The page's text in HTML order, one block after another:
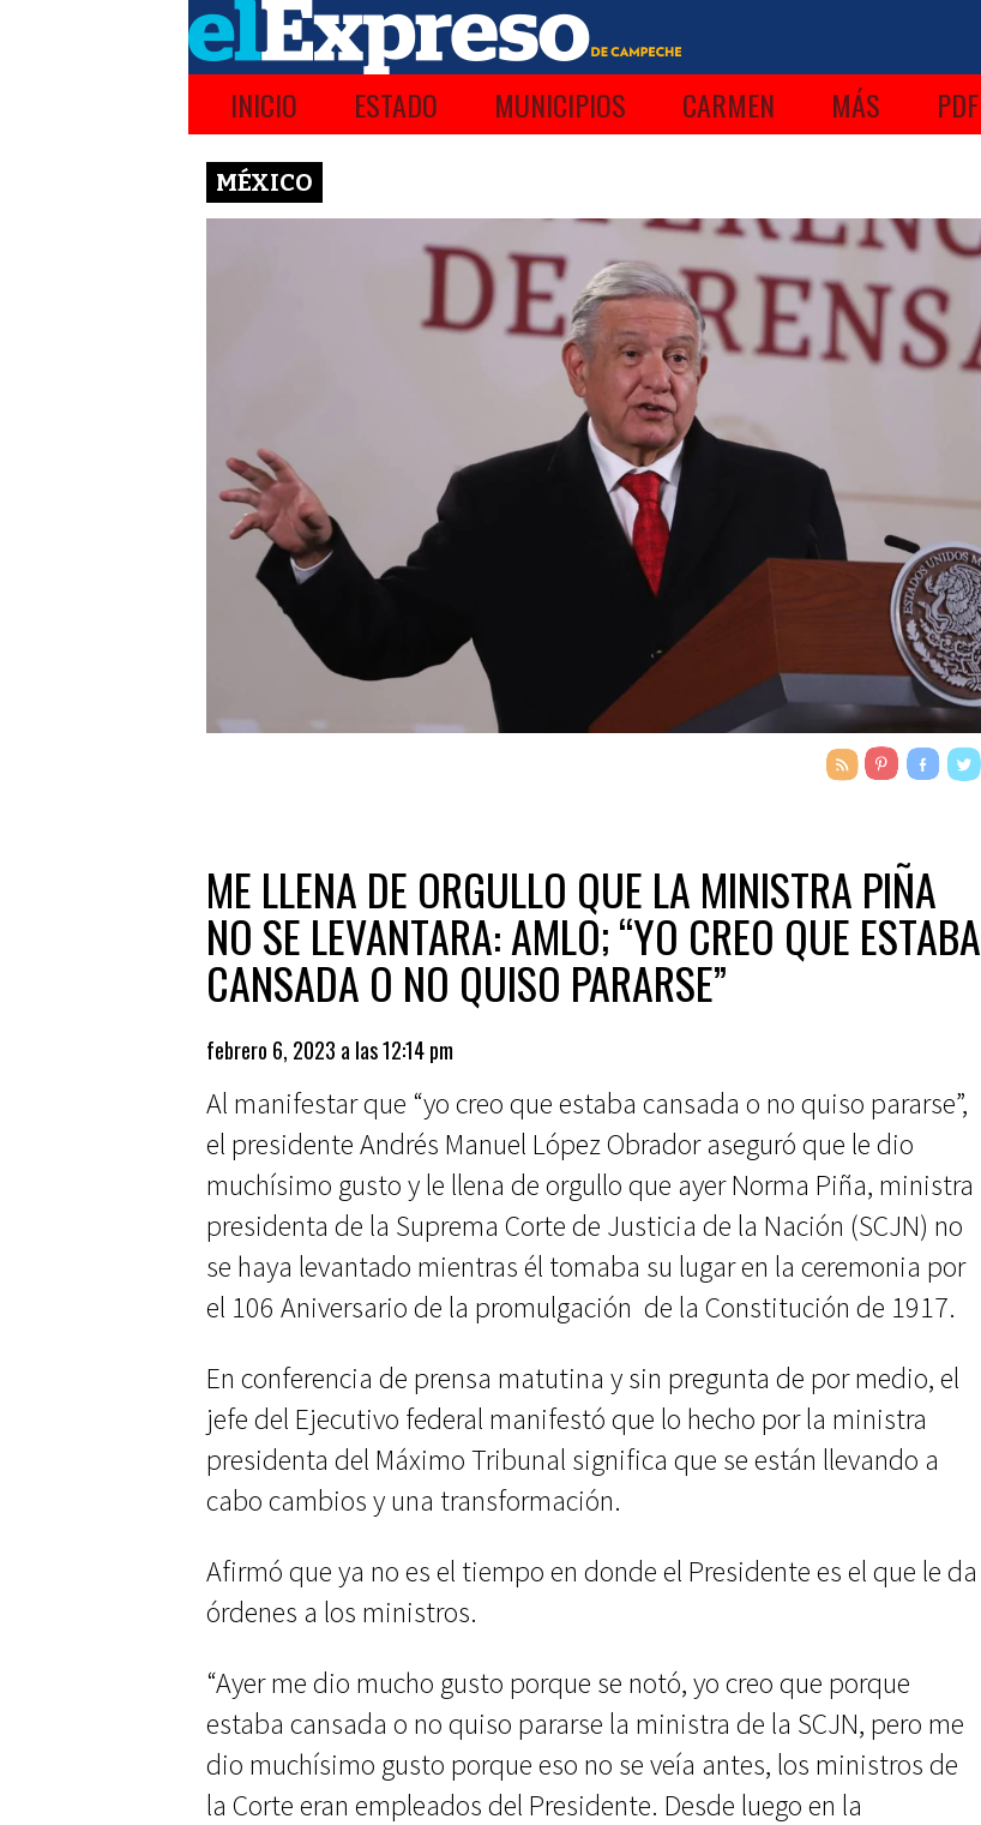
INICIO ESTADO MUNICIPIOS CARMEN MÁS PDF
MÉXICO
ME LLENA DE ORGULLO QUE LA MINISTRA PIÑA
NO SE LEVANTARA: AMLO; “YO CREO QUE ESTABA
CANSADA O NO QUISO PARARSE”
febrero 6, 2023 a las 12:14 pm
Al manifestar que “yo creo que estaba cansada o no quiso pararse”,
el presidente Andrés Manuel López Obrador aseguró que le dio
muchísimo gusto y le llena de orgullo que ayer Norma Piña, ministra
presidenta de la Suprema Corte de Justicia de la Nación (SCJN) no
se haya levantado mientras él tomaba su lugar en la ceremonia por
el 106 Aniversario de la promulgación de la Constitución de 1917.
En conferencia de prensa matutina y sin pregunta de por medio, el
jefe del Ejecutivo federal manifestó que lo hecho por la ministra
presidenta del Máximo Tribunal significa que se están llevando a
cabo cambios y una transformación.
Afirmó que ya no es el tiempo en donde el Presidente es el que le da
órdenes a los ministros.
“Ayer me dio mucho gusto porque se notó, yo creo que porque
estaba cansada o no quiso pararse la ministra de la SCJN, pero me
dio muchísimo gusto porque eso no se veía antes, los ministros de
la Corte eran empleados del Presidente. Desde luego en la